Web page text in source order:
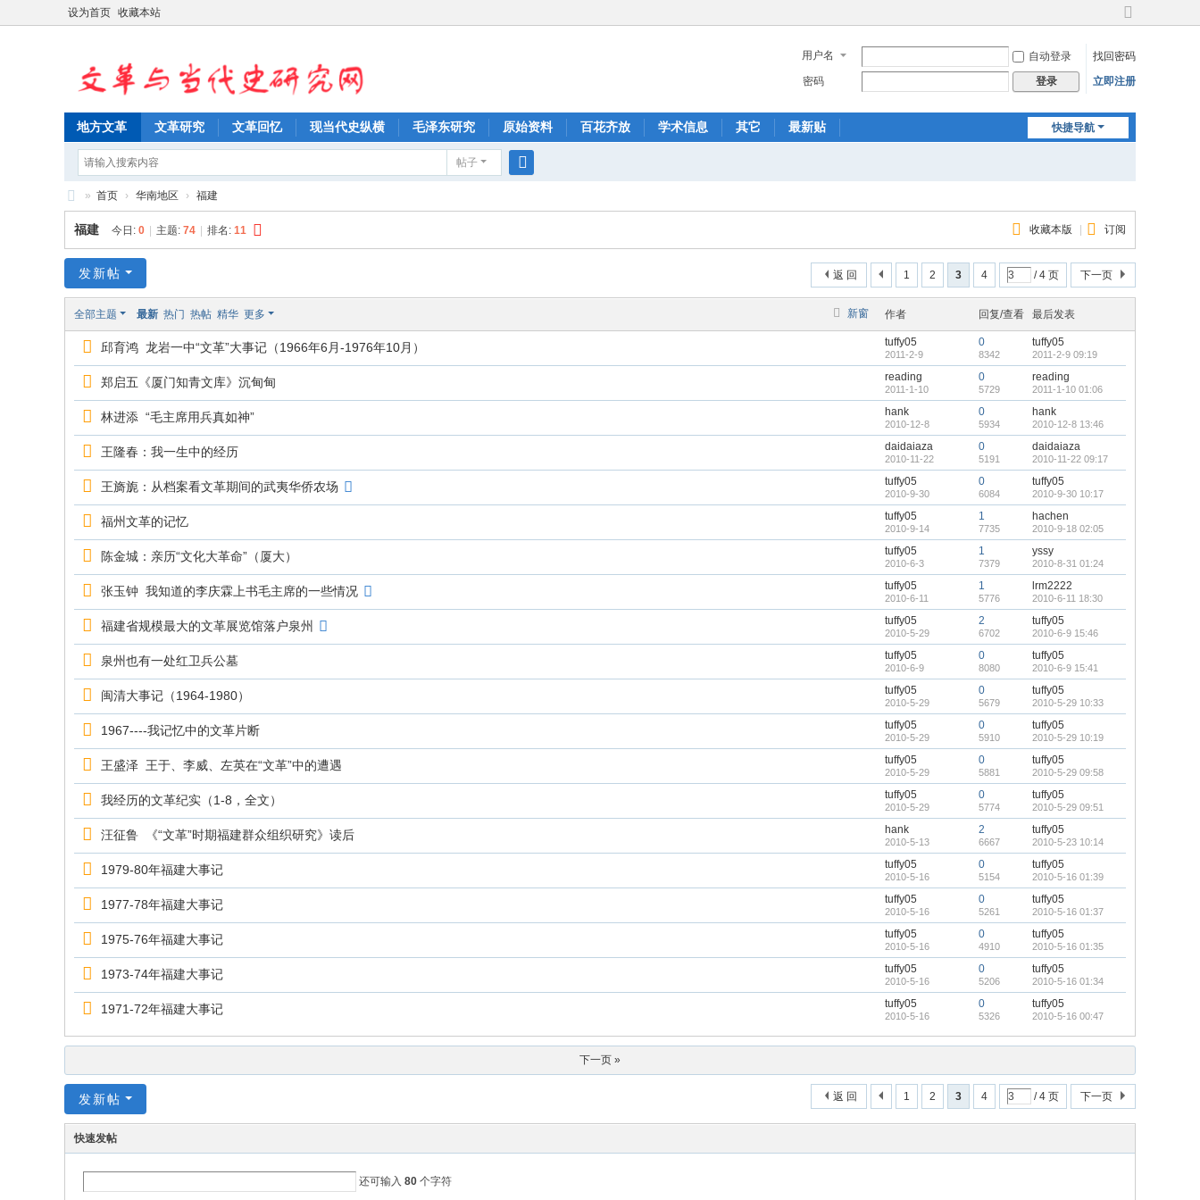
设为首页 收藏本站
切
到
宽
用户名 自动登录
找回密码
密码
登录 立即注册
快捷导航
地方文革 文革研究 文革回忆 现当代史纵横 毛泽东研究 原始资料 百花齐放 学术信息 其它 最新贴
帖子
索
文
革
当
究
» 首页 › 华南地区 › 福建
收藏本版 订阅
福建 今日: 0 主题: 74 排名: 11
1 2 3 4 / 4 页 下一页
返 回
发新帖
新窗
全部主题 最新 热门 热帖 精华 更多 作者 回复/查看 最后发表
邱育鸿 龙岩一中“文革”大事记（1966年6月-1976年10月） tuffy05
2011-2-9
0
8342
tuffy05
2011-2-9 09:19
郑启五《厦门知青文库》沉甸甸 reading
2011-1-10
0
5729
reading
2011-1-10 01:06
林进添 “毛主席用兵真如神” hank
2010-12-8
0
5934
hank
2010-12-8 13:46
王隆春：我一生中的经历 daidaiaza
2010-11-22
0
5191
daidaiaza
2010-11-22 09:17
王旖旎：从档案看文革期间的武夷华侨农场 tuffy05
2010-9-30
0
6084
tuffy05
2010-9-30 10:17
福州文革的记忆 tuffy05
2010-9-14
1
7735
hachen
2010-9-18 02:05
陈金城：亲历“文化大革命”（厦大） tuffy05
2010-6-3
1
7379
yssy
2010-8-31 01:24
张玉钟 我知道的李庆霖上书毛主席的一些情况 tuffy05
2010-6-11
1
5776
lrm2222
2010-6-11 18:30
福建省规模最大的文革展览馆落户泉州 tuffy05
2010-5-29
2
6702
tuffy05
2010-6-9 15:46
泉州也有一处红卫兵公墓 tuffy05
2010-6-9
0
8080
tuffy05
2010-6-9 15:41
闽清大事记（1964-1980） tuffy05
2010-5-29
0
5679
tuffy05
2010-5-29 10:33
1967----我记忆中的文革片断 tuffy05
2010-5-29
0
5910
tuffy05
2010-5-29 10:19
王盛泽 王于、李威、左英在“文革”中的遭遇 tuffy05
2010-5-29
0
5881
tuffy05
2010-5-29 09:58
我经历的文革纪实（1-8，全文） tuffy05
2010-5-29
0
5774
tuffy05
2010-5-29 09:51
汪征鲁 《“文革”时期福建群众组织研究》读后 hank
2010-5-13
2
6667
tuffy05
2010-5-23 10:14
1979-80年福建大事记 tuffy05
2010-5-16
0
5154
tuffy05
2010-5-16 01:39
1977-78年福建大事记 tuffy05
2010-5-16
0
5261
tuffy05
2010-5-16 01:37
1975-76年福建大事记 tuffy05
2010-5-16
0
4910
tuffy05
2010-5-16 01:35
1973-74年福建大事记 tuffy05
2010-5-16
0
5206
tuffy05
2010-5-16 01:34
1971-72年福建大事记 tuffy05
2010-5-16
0
5326
tuffy05
2010-5-16 00:47
下一页 »
1 2 3 4 / 4 页 下一页
返 回
发新帖
快速发帖
还可输入 80 个字符